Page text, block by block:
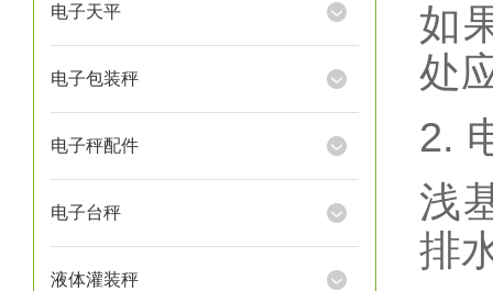
电子天平
电子包装秤
电子秤配件
电子台秤
液体灌装秤
如
处
2.
浅
排